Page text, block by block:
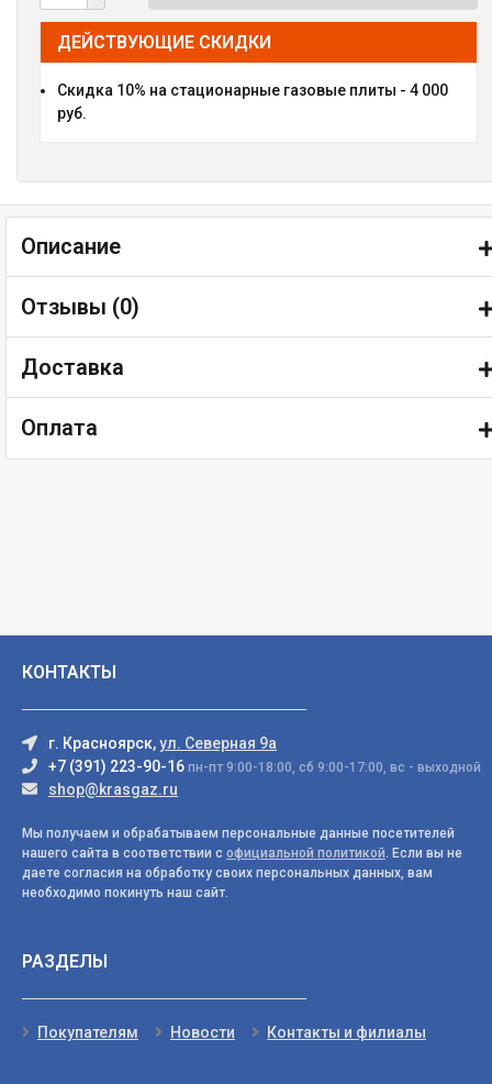
ДЕЙСТВУЮЩИЕ СКИДКИ
Скидка 10% на стационарные газовые плиты - 4 000
руб.
Описание
Отзывы (0)
Доставка
Оплата
КОНТАКТЫ
г. Красноярск,ул. Северная 9а
+7 (391) 223-90-16 пн-пт 9:00-18:00, сб 9:00-17:00, вс - выходной
shop@krasgaz.ru
Мы получаем и обрабатываем персональные данные посетителей
нашего сайта в соответствии с официальной политикой. Если вы не
даете согласия на обработку своих персональных данных, вам
необходимо покинуть наш сайт.
РАЗДЕЛЫ
Покупателям Новости Контакты и филиалы